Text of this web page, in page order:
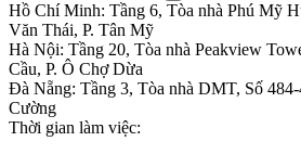
Hồ Chí Minh: Tầng 6, Tòa nhà Phú Mỹ
Văn Thái, P. Tân Mỹ
Hà Nội: Tầng 20, Tòa nhà Peakview
Cầu, P. Ô Chợ Dừa
Đà Nẵng: Tầng 3, Tòa nhà DMT, Số
Cường
Thời gian làm việc: